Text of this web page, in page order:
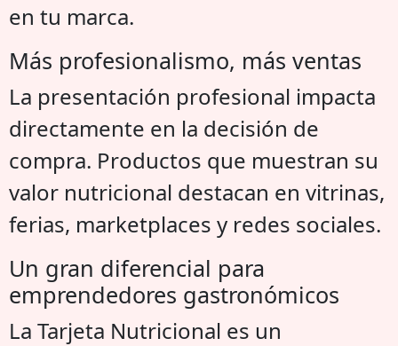
en tu marca.
Más profesionalismo, más ventas
La presentación profesional impacta
directamente en la decisión de
compra. Productos que muestran su
valor nutricional destacan en vitrinas,
ferias, marketplaces y redes sociales.
Un gran diferencial para
emprendedores gastronómicos
La Tarjeta Nutricional es un